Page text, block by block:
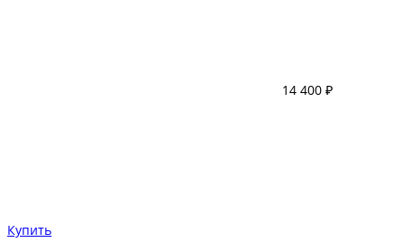
14 400 ₽
Купить